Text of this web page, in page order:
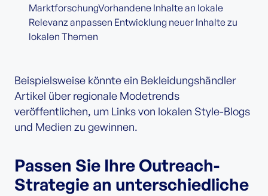
MarktforschungVorhandene Inhalte an lokale
Relevanz anpassen Entwicklung neuer Inhalte zu
lokalen Themen
Beispielsweise könnte ein Bekleidungshändler
Artikel über regionale Modetrends
veröffentlichen, um Links von lokalen Style-Blogs
und Medien zu gewinnen.
Passen Sie Ihre Outreach-
Strategie an unterschiedliche